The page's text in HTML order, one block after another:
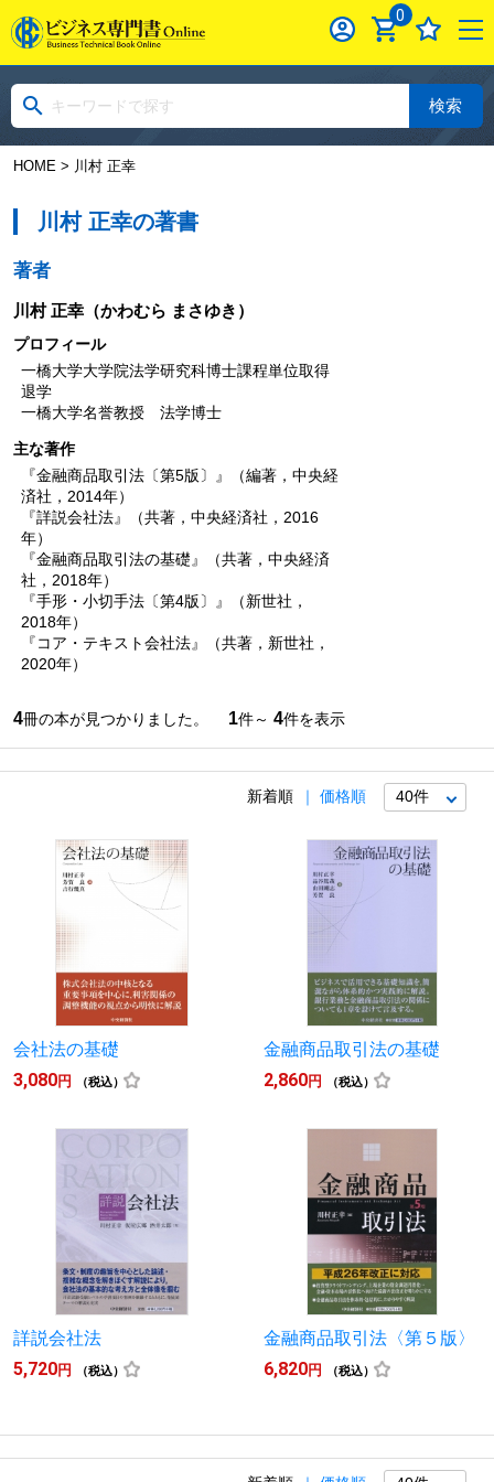
0
検索
HOME> 川村 正幸
川村 正幸の著書
著者
川村 正幸（かわむら まさゆき）
プロフィール
一橋大学大学院法学研究科博士課程単位取得
退学
一橋大学名誉教授 法学博士
主な著作
『金融商品取引法〔第5版〕』（編著，中央経
済社，2014年）
『詳説会社法』（共著，中央経済社，2016
年）
『金融商品取引法の基礎』（共著，中央経済
社，2018年）
『手形・小切手法〔第4版〕』（新世社，
2018年）
『コア・テキスト会社法』（共著，新世社，
2020年）
4冊の本が見つかりました。 1件～ 4件を表示
新着順 価格順
会社法の基礎
3,080円 （税込）
金融商品取引法の基礎
2,860円 （税込）
詳説会社法
5,720円 （税込）
金融商品取引法〈第５版〉
6,820円 （税込）